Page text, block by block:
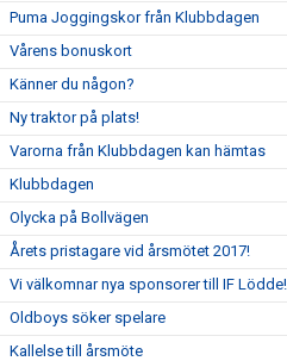
Puma Joggingskor från Klubbdagen
Vårens bonuskort
Känner du någon?
Ny traktor på plats!
Varorna från Klubbdagen kan hämtas
Klubbdagen
Olycka på Bollvägen
Årets pristagare vid årsmötet 2017!
Vi välkomnar nya sponsorer till IF Lödde!
Oldboys söker spelare
Kallelse till årsmöte